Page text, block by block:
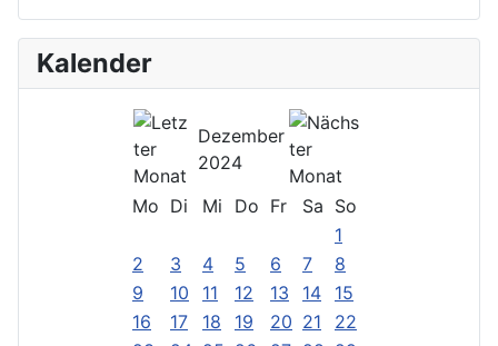
Kalender
Dezember
2024
Mo Di Mi Do Fr Sa So
1
2
3 4 5 6 7
8
9
10 11 12 13 14
15
16
17 18 19 20 21
22